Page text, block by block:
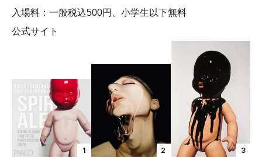
入場料：一般税込500円、小学生以下無料
公式サイト
1 2 3